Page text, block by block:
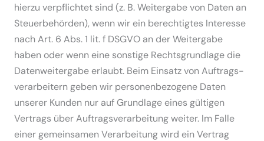
hierzu verpflichtet sind (z. B. Weitergabe von Daten an
Steuer­be­hörden), wenn wir ein berech­tigtes Interesse
nach Art. 6 Abs. 1 lit. f DSGVO an der Weitergabe
haben oder wenn eine sonstige Rechts­grundlage die
Daten­wei­tergabe erlaubt. Beim Einsatz von Auftrags­
ver­ar­beitern geben wir perso­nen­be­zogene Daten
unserer Kunden nur auf Grundlage eines gültigen
Vertrags über Auftrags­ver­ar­beitung weiter. Im Falle
einer gemein­samen Verar­beitung wird ein Vertrag